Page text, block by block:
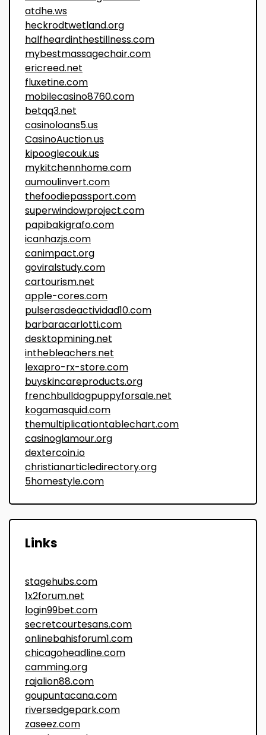
atdhe.ws
heckrodtwetland.org
halfheardinthestillness.com
mybestmassagechair.com
ericreed.net
fluxetine.com
mobilecasino8760.com
betqq3.net
casinoloans5.us
CasinoAuction.us
kipooglecouk.us
mykitchennhome.com
aumoulinvert.com
thefoodiepassport.com
superwindowproject.com
papibakigrafo.com
icanhazjs.com
canimpact.org
goviralstudy.com
cartourism.net
apple-cores.com
pulserasdeactividad10.com
barbaracarlotti.com
desktopmining.net
inthebleachers.net
lexapro-rx-store.com
buyskincareproducts.org
frenchbulldogpuppyforsale.net
kogamasquid.com
themultiplicationtablechart.com
casinoglamour.org
dextercoin.io
christianarticledirectory.org
5homestyle.com
Links
stagehubs.com
1x2forum.net
login99bet.com
secretcourtesans.com
onlinebahisforum1.com
chicagoheadline.com
camming.org
rajalion88.com
goupuntacana.com
riversedgepark.com
zaseez.com